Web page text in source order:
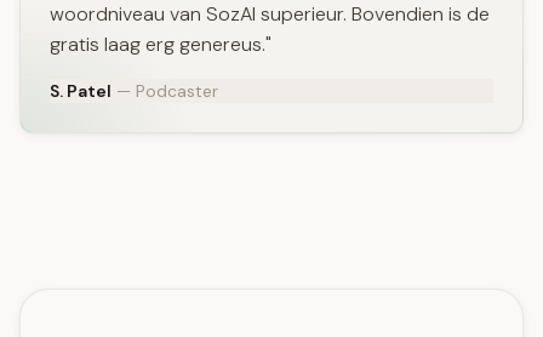
woordniveau van SozAI superieur. Bovendien is de
gratis laag erg genereus."
S. Patel — Podcaster